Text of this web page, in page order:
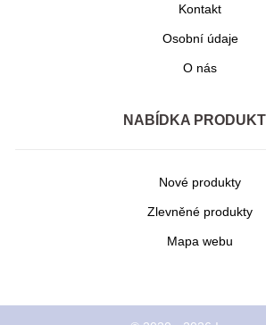
Kontakt
Osobní údaje
O nás
NABÍDKA
Nové produkty
Zlevněné produkty
Mapa webu